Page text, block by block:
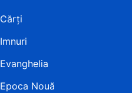
Cărți
Imnuri
Evanghelia
Epoca Nouă